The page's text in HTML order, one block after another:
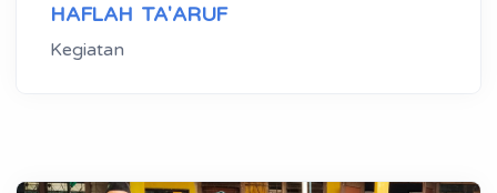
HAFLAH TA'ARUF
Kegiatan